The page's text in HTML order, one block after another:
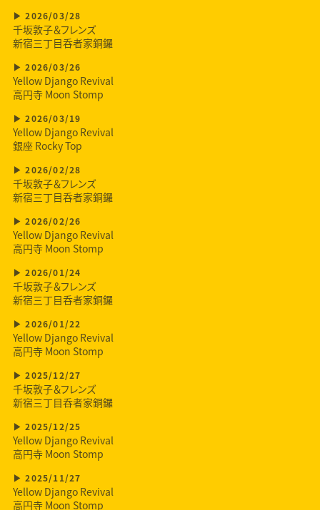
2026/03/28
千坂敦子＆フレンズ
新宿三丁目呑者家銅鑼
2026/03/26
Yellow Django Revival
高円寺 Moon Stomp
2026/03/19
Yellow Django Revival
銀座 Rocky Top
2026/02/28
千坂敦子＆フレンズ
新宿三丁目呑者家銅鑼
2026/02/26
Yellow Django Revival
高円寺 Moon Stomp
2026/01/24
千坂敦子＆フレンズ
新宿三丁目呑者家銅鑼
2026/01/22
Yellow Django Revival
高円寺 Moon Stomp
2025/12/27
千坂敦子＆フレンズ
新宿三丁目呑者家銅鑼
2025/12/25
Yellow Django Revival
高円寺 Moon Stomp
2025/11/27
Yellow Django Revival
高円寺 Moon Stomp